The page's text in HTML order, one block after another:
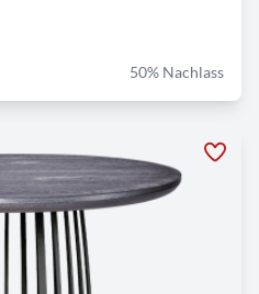
50% Nachlass